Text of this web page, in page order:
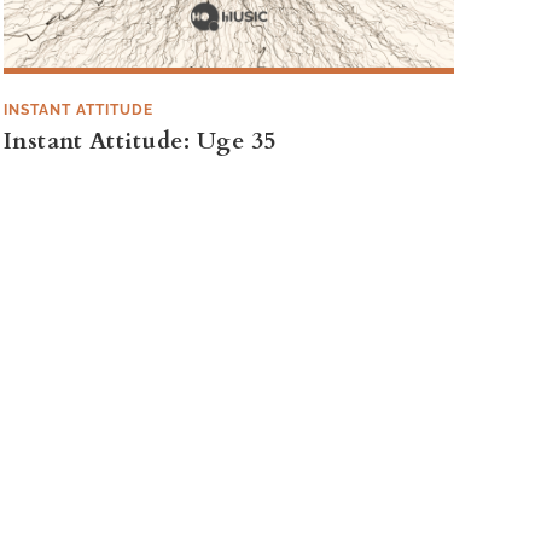
INSTANT ATTITUDE
Instant Attitude: Uge 35